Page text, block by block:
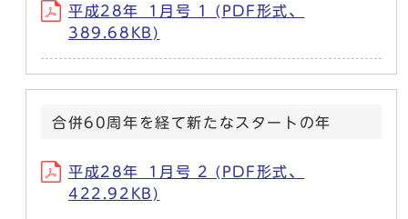
平成28年_1月号 1 (PDF形式、
389.68KB)
合併60周年を経て新たなスタートの年
平成28年_1月号 2 (PDF形式、
422.92KB)